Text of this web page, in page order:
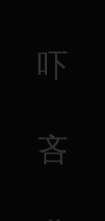
吓
吝